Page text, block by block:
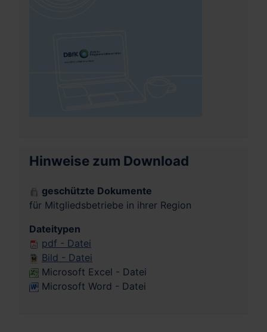
Hinweise zum Download
geschützte Dokumente
für Mitgliedsbetriebe in ihrer Region
Dateitypen
pdf - Datei
Bild - Datei
Microsoft Excel - Datei
Microsoft Word - Datei